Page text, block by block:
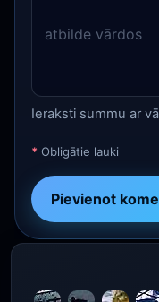
Ieraksti summu ar
* Obligātie lauki
Pievienot